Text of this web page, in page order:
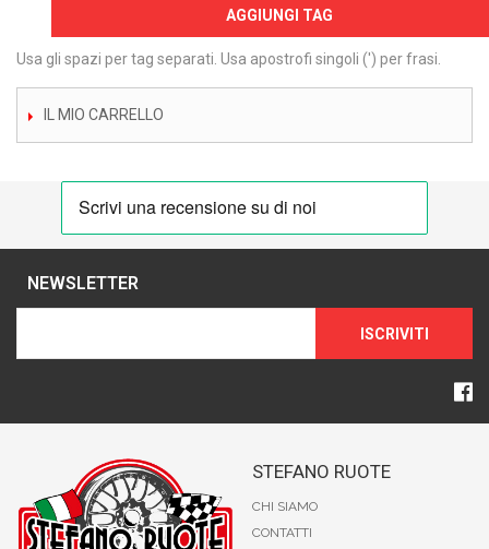
AGGIUNGI TAG
Usa gli spazi per tag separati. Usa apostrofi singoli (') per frasi.
IL MIO CARRELLO
NEWSLETTER
ISCRIVITI
STEFANO RUOTE
CHI SIAMO
CONTATTI